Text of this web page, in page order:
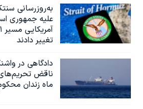
به‌روزرسانی
علیه جمهوری
تغییر دادند
دادگاهی در
ماه زندان